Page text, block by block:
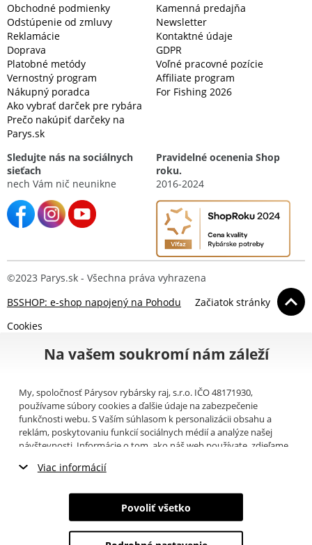
Obchodné podmienky
Odstúpenie od zmluvy
Reklamácie
Doprava
Platobné metódy
Vernostný program
Nákupný poradca
Ako vybrať darček pre rybára
Prečo nakúpiť darčeky na
Parys.sk
Kamenná predajňa
Newsletter
Kontaktné údaje
GDPR
Voľné pracovné pozície
Affiliate program
For Fishing 2026
Sledujte nás na sociálnych
sieťach
nech Vám nič neunikne
Pravidelné ocenenia Shop
roku.
2016-2024
©2023 Parys.sk - Všechna práva vyhrazena
BSSHOP: e-shop napojený na Pohodu
Začiatok stránky
Cookies
Na vašem soukromí nám záleží
My, spoločnosť Párysov rybársky raj, s.r.o. IČO 48171930,
používame súbory cookies a ďalšie údaje na zabezpečenie
funkčnosti webu. S Vaším súhlasom k personalizácii obsahu a
reklám, poskytovaniu funkcií sociálnych médií a analýze našej
návštevnosti. Informácie o tom, ako náš web používate, zdieľame
(napríklad Google).Tu
informáciami, ktoré ste im poskytli alebo ktoré získali v dôsledku
toho, že používate ich služby. Tieto údaje zahŕňajú cookies, dáta z
ďalších úložísk, IP adresu a ďalšie informácie spojené s prezeraním
Viac informácií
Nevyhnutné cookies
Marketingové cookies
Povoliť všetko